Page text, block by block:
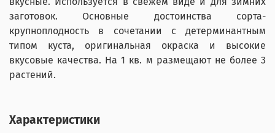
заготовок. Основные достоинства сорта-
крупноплодность в сочетании с детерминантным
типом куста, оригинальная окраска и высокие
вкусовые качества. На 1 кв. м размещают не более 3
растений.
Характеристики